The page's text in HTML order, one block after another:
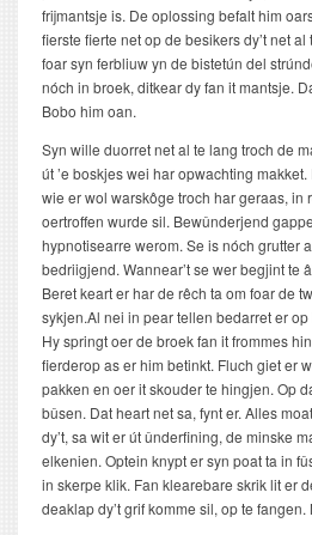
frijmantsje is. De oplossing befalt him
fierste fierte net op de besikers dy’t net
foar syn ferbliuw yn de bistetún del
nóch in broek, ditkear dy fan it mantsje.
Bobo him oan.
Syn wille duorret net al te lang troch de
út ’e boskjes wei har opwachting
wie er wol warskôge troch har geraas, in
oertroffen wurde sil. Bewûnderjend
hypnotisearre werom. Se is nóch grutter
bedriigjend. Wannear’t se wer begjint te
Beret keart er har de rêch ta om foar de
sykjen.Al nei in pear tellen bedarret er op
Hy springt oer de broek fan it frommes
fierderop as er him betinkt. Fluch giet er
pakken en oer it skouder te hingjen. Op
bûsen. Dat heart net sa, fynt er. Alles
dy’t, sa wit er út ûnderfining, de minske
elkenien. Optein knypt er syn poat ta in
in skerpe klik. Fan klearebare skrik lit er
deaklap dy’t grif komme sil, op te